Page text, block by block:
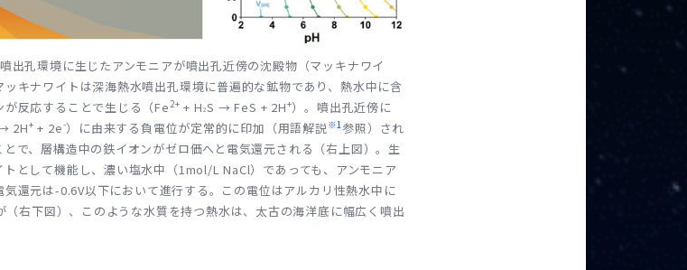
出孔環境に生じたアンモニアが噴出孔近傍の沈殿物（マッキナワイ
キナワイトは深海熱水噴出孔環境に普遍的な鉱物であり、熱水中に含
反応することで生じる（Fe2+ + H 2S → FeS + 2H+）。噴出孔近傍に
2H+ + 2e-）に由来する負電位が定常的に印加（用語解説 ※1 参照）され
で、層構造中の鉄イオンがゼロ価へと電気還元される（右上図）。生
として機能し、濃い塩水中（1mol/L NaCl）であっても、アンモニア
還元は-0.6V以下において進行する。この電位はアルカリ性熱水中に
（右下図）、このような水質を持つ熱水は、太古の海洋底に幅広く噴出